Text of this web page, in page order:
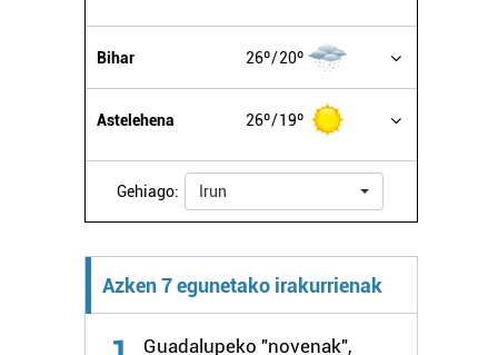
Bihar 26º 20º
Astelehena 26º 19º
Gehiago: Irun
Azken 7 egunetako irakurrienak
Guadalupeko "novenak",